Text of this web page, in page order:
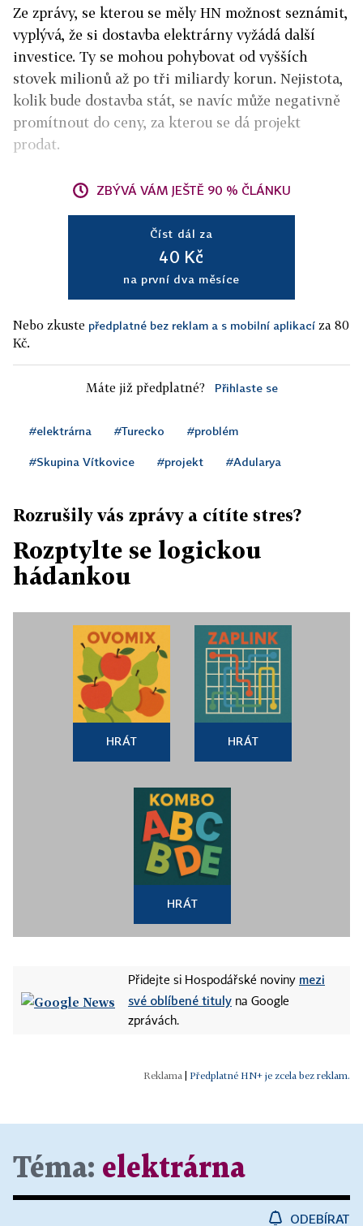
Ze zprávy, se kterou se měly HN možnost seznámit,
vyplývá, že si dostavba elektrárny vyžádá další
investice. Ty se mohou pohybovat od vyšších
stovek milionů až po tři miliardy korun. Nejistota,
kolik bude dostavba stát, se navíc může negativně
promítnout do ceny, za kterou se dá projekt
prodat.
ZBÝVÁ VÁM JEŠTĚ 90 % ČLÁNKU
Číst dál za
40 Kč
na první dva měsíce
Nebo zkuste předplatné bez reklam a s mobilní aplikací za 80
Kč.
Máte již předplatné? Přihlaste se
#elektrárna #Turecko #problém
#Skupina Vítkovice #projekt #Adularya
Rozrušily vás zprávy a cítíte stres?
Rozptylte se logickou
hádankou
HRÁT HRÁT
HRÁT
Přidejte si Hospodářské noviny mezi
své oblíbené tituly na Google
zprávách.
Předplatné HN+ je zcela bez reklam.
Téma: elektrárna
ODEBÍRAT